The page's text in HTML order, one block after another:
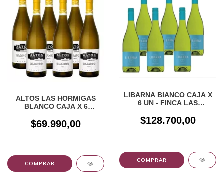
ALTOS LAS HORMIGAS
BLANCO CAJA X 6
$69.990,00
LIBARNA BIANCO CAJA X
6 UN - FINCA LAS
$128.700,00